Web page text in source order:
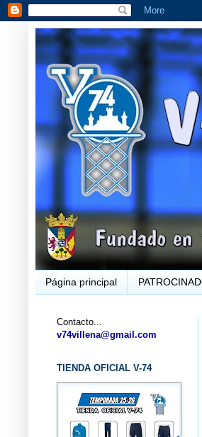
Página principal
Contacto...
v74villena@gmail.com
TIENDA OFICIAL V-74